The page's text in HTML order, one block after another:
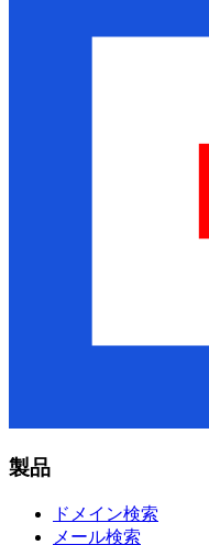
製品
ドメイン検索
メール検索